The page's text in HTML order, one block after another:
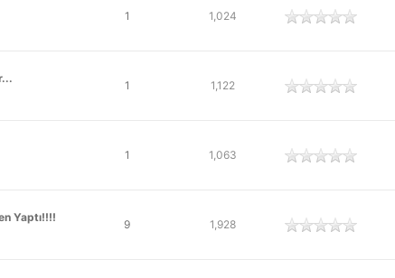
1 1,024
1 1,122
1 1,063
Yaptı!!!!
9 1,928